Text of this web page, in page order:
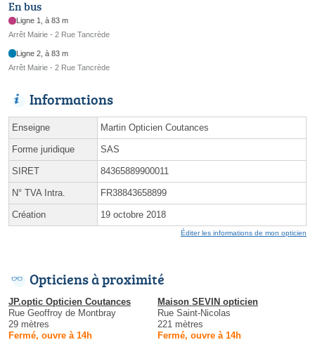
En bus
Ligne 1, à 83 m
Arrêt Mairie - 2 Rue Tancrède
Ligne 2, à 83 m
Arrêt Mairie - 2 Rue Tancrède
Informations
Enseigne Martin Opticien Coutances
Forme juridique SAS
SIRET 84365889900011
N° TVA Intra. FR38843658899
Création 19 octobre 2018
Éditer les informations de mon opticien
Opticiens à proximité
JP.optic Opticien Coutances
Rue Geoffroy de Montbray
29 mètres
Fermé, ouvre à 14h
Maison SEVIN opticien
Rue Saint-Nicolas
221 mètres
Fermé, ouvre à 14h